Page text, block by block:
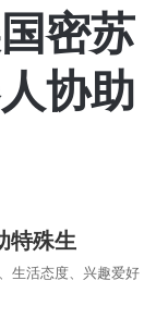
密苏
协助
特殊生
生活态度、兴趣爱好